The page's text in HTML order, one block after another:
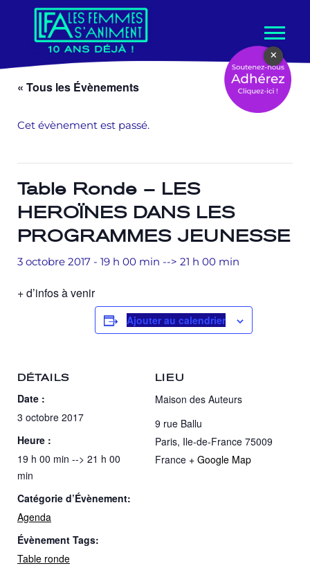
contenu
« Tous les Évènements
Cet évènement est passé.
Table Ronde – LES
HEROÏNES DANS LES
PROGRAMMES JEUNESSE
3 octobre 2017 - 19 h 00 min --> 21 h 00 min
+ d’infos à venir
Ajouter au calendrier
DÉTAILS
Date :
3 octobre 2017
Heure :
19 h 00 min --> 21 h 00
min
Catégorie d’Évènement:
Agenda
Évènement Tags:
Table ronde
LIEU
Maison des Auteurs
9 rue Ballu
Paris, Ile-de-France 75009
France + Google Map
×